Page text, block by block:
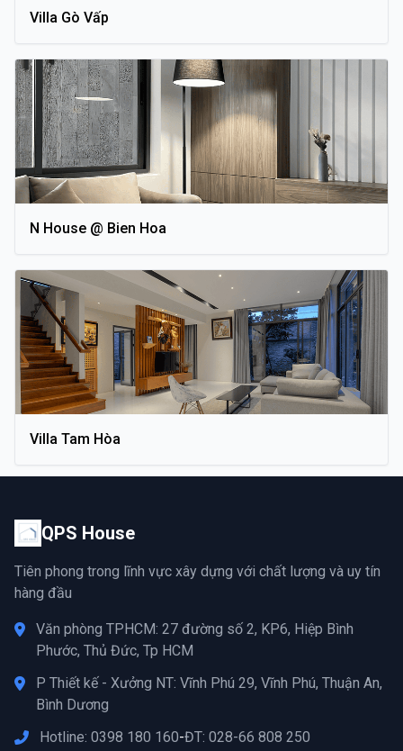
Villa Gò Vấp
N House @ Bien Hoa
Villa Tam Hòa
QPS House
Tiên phong trong lĩnh vực xây dựng với chất lượng và uy tín
hàng đầu
Văn phòng TPHCM: 27 đường số 2, KP6, Hiệp Bình
Phước, Thủ Đức, Tp HCM
P Thiết kế - Xưởng NT: Vĩnh Phú 29, Vĩnh Phú, Thuận An,
Bình Dương
Hotline: 0398 180 160-ĐT: 028-66 808 250